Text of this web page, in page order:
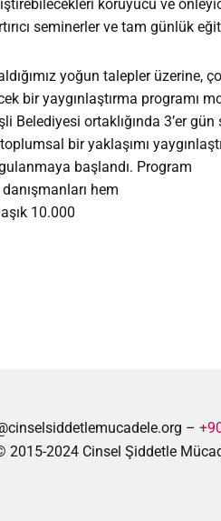
koruyucu ve
seminerler ve tam günlük
yoğun talepler üzerine,
bir yaygınlaştırma programı
ortaklığında 3’er
toplumsal bir yaklaşımı
başlandı. Program
hem
10.000
–
2015-2024 Cinsel Şiddetle